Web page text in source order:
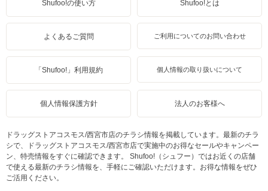
Shufoo!の使い方 Shufoo!とは
よくあるご質問 ご利用についてのお問い合わせ
「Shufoo!」利用規約 個人情報の取り扱いについて
個人情報保護方針 法人のお客様へ
ドラッグストアコスモス/西宮市店のチラシ情報を掲載しています。最新のチラ
シで、ドラッグストアコスモス/西宮市店で実施中のお得なセールやキャンペー
ン、特売情報をすぐに確認できます。 Shufoo!（シュフー）ではお近くの店舗
で使える最新のチラシ情報を、手軽にご確認いただけます。お得な情報をぜひ
ご活用ください。